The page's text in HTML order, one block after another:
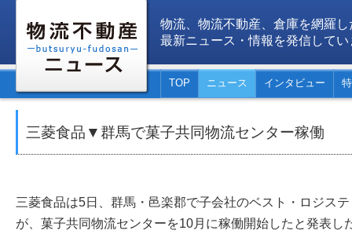
物流、物流不動産、倉庫を網羅し
最新ニュース・情報を発信してい
TOP ニュース インタビュー
三菱食品▼群馬で菓子共同物流センター稼働
三菱食品は5日、群馬・邑楽郡で子会社のベスト・ロジス
が、菓子共同物流センターを10月に稼働開始したと発表し